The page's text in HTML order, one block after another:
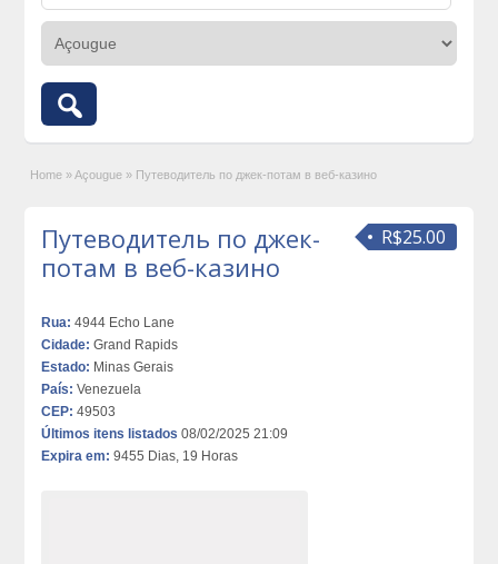
Home » Açougue » Путеводитель по джек-потам в веб-казино
R$25.00
Путеводитель по джек-
потам в веб-казино
Rua: 4944 Echo Lane
Cidade: Grand Rapids
Estado: Minas Gerais
País: Venezuela
CEP: 49503
Últimos itens listados 08/02/2025 21:09
Expira em: 9455 Dias, 19 Horas